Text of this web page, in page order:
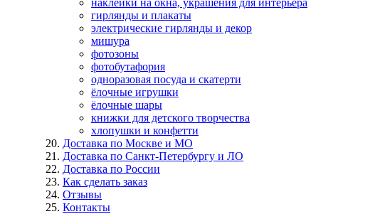
наклейки на окна, украшения для интерьера
гирлянды и плакаты
электрические гирлянды и декор
мишура
фотозоны
фотобутафория
одноразовая посуда и скатерти
ёлочные игрушки
ёлочные шары
книжки для детского творчества
хлопушки и конфетти
Доставка по Москве и МО
Доставка по Санкт-Петербургу и ЛО
Доставка по России
Как сделать заказ
Отзывы
Контакты